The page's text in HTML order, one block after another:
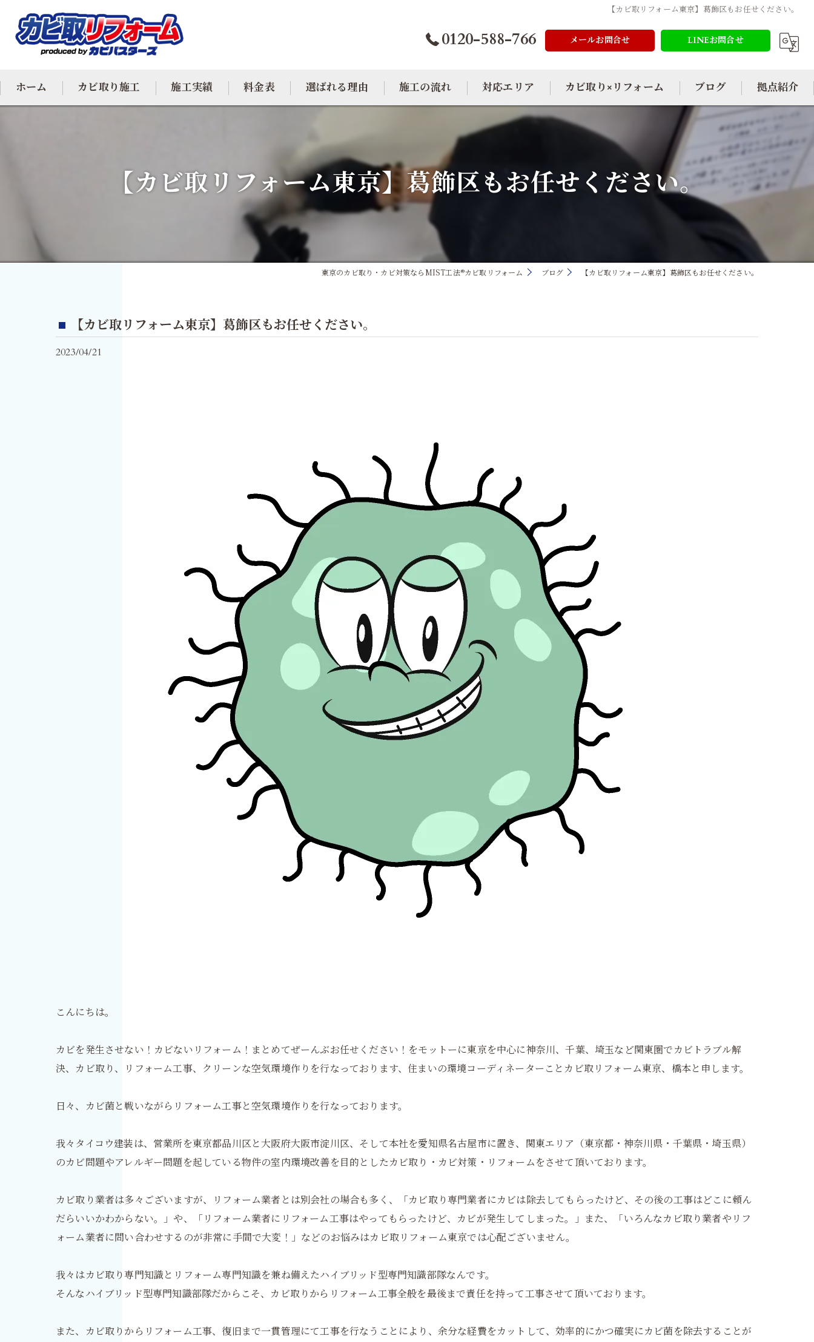
【カビ取リフォーム東京】葛飾区もお任せください。
0120-588-766 メールお問合せ LINEお問合せ
ホーム カビ取り施工 施工実績 料金表 選ばれる理由 施工の流れ 対応エリア
大阪のカビ取り
東京のカビ取り
カビ取り×リフォーム ブログ 拠点紹介
【カビ取リフォーム東京】葛飾区もお任せください。
東京のカビ取り・カビ対策ならMIST工法®カビ取リフォーム ブログ 【カビ取リフォーム東京】葛飾区もお任せください。
【カビ取リフォーム東京】葛飾区もお任せください。
2023/04/21
こんにちは。
カビを発生させない！カビないリフォーム！まとめてぜーんぶお任せください！をモットーに東京を中心に神奈川、千葉、埼玉など関東圏でカビトラブル解
決、カビ取り、リフォーム工事、クリーンな空気環境作りを行なっております、住まいの環境コーディネーターことカビ取リフォーム東京、橋本と申します。
日々、カビ菌と戦いながらリフォーム工事と空気環境作りを行なっております。
我々タイコウ建装は、営業所を東京都品川区と大阪府大阪市淀川区、そして本社を愛知県名古屋市に置き、関東エリア（東京都・神奈川県・千葉県・埼玉県）
のカビ問題やアレルギー問題を起している物件の室内環境改善を目的としたカビ取り・カビ対策・リフォームをさせて頂いております。
カビ取り業者は多々ございますが、リフォーム業者とは別会社の場合も多く、「カビ取り専門業者にカビは除去してもらったけど、その後の工事はどこに頼ん
だらいいかわからない。」や、「リフォーム業者にリフォーム工事はやってもらったけど、カビが発生してしまった。」また、「いろんなカビ取り業者やリフ
ォーム業者に問い合わせするのが非常に手間で大変！」などのお悩みはカビ取リフォーム東京では心配ございません。
我々はカビ取り専門知識とリフォーム専門知識を兼ね備えたハイブリッド型専門知識部隊なんです。
そんなハイブリッド型専門知識部隊だからこそ、カビ取りからリフォーム工事全般を最後まで責任を持って工事させて頂いております。
また、カビ取りからリフォーム工事、復旧まで一貫管理にて工事を行なうことにより、余分な経費をカットして、効率的にかつ確実にカビ菌を除去することが